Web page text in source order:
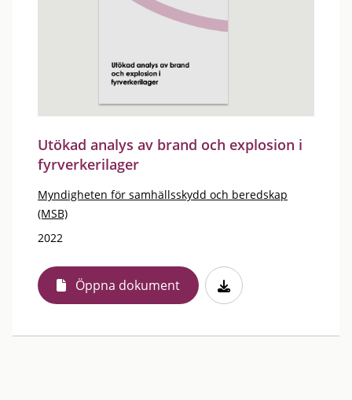
Utökad analys av brand och explosion i
fyrverkerilager
Myndigheten för samhällsskydd och beredskap
(MSB)
2022
Öppna dokument